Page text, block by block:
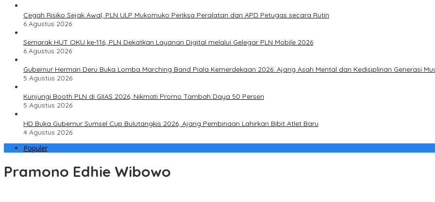
Cegah Risiko Sejak Awal, PLN ULP Mukomuko Periksa Peralatan dan APD Petugas secara Rutin
6 Agustus 2026
Semarak HUT OKU ke-116, PLN Dekatkan Layanan Digital melalui Gelegar PLN Mobile 2026
6 Agustus 2026
Gubernur Herman Deru Buka Lomba Marching Band Piala Kemerdekaan 2026: Ajang Asah Mental dan Kedisiplinan Generasi
5 Agustus 2026
Kunjungi Booth PLN di GIIAS 2026, Nikmati Promo Tambah Daya 50 Persen
5 Agustus 2026
HD Buka Gubernur Sumsel Cup Bulutangkis 2026, Ajang Pembinaan Lahirkan Bibit Atlet Baru
4 Agustus 2026
Populer
Pramono Edhie Wibowo